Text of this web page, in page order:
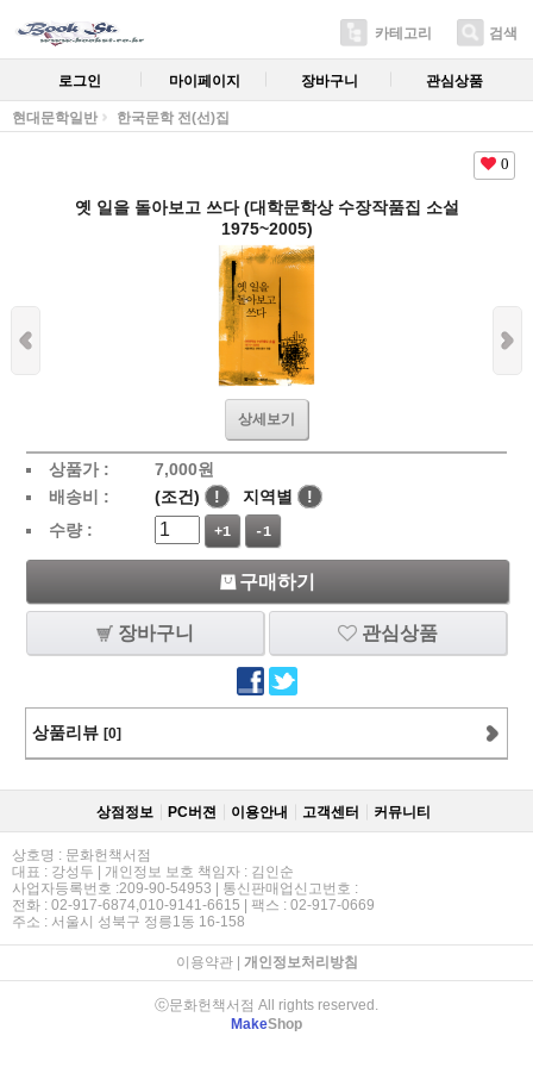
카테고리 검색
로그인 마이페이지 장바구니 관심상품
현대문학일반 한국문학 전(선)집
0
옛 일을 돌아보고 쓰다 (대학문학상 수장작품집 소설
1975~2005)
상세보기
상품가 : 7,000원
배송비 :
(조건) ! 지역별
!
수량 :
+1 -1
구매하기
장바구니 관심상품
상품리뷰 [0]
상점정보 PC버젼 이용안내 고객센터 커뮤니티
상호명 : 문화헌책서점
대표 : 강성두 | 개인정보 보호 책임자 : 김인순
사업자등록번호 :209-90-54953 | 통신판매업신고번호 :
전화 : 02-917-6874,010-9141-6615 | 팩스 : 02-917-0669
주소 : 서울시 성북구 정릉1동 16-158
이용약관| 개인정보처리방침
ⓒ문화헌책서점 All rights reserved.
MakeShop